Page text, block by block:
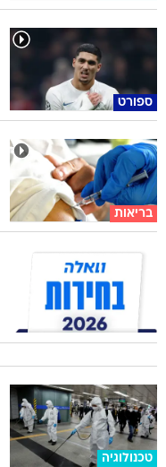
ספורט
בריאות
טכנולוגיה